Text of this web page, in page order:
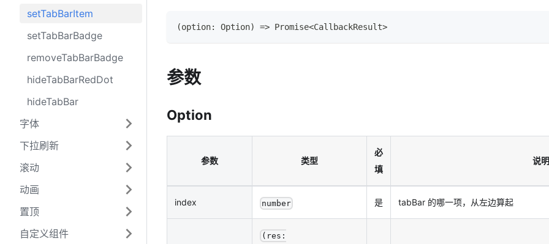
setTabBarItem
setTabBarBadge
removeTabBarBadge
hideTabBarRedDot
hideTabBar
字体
下拉刷新
滚动
动画
置顶
自定义组件
(option: Option) => Promise<CallbackResult>
参数
Option
参数 类型
必
填
说明
index number 是 tabBar 的哪一项，从左边算起
(res: